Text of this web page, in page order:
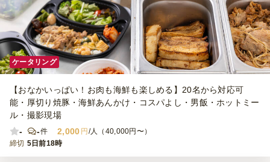
ケータリング
【おなかいっぱい！お肉も海鮮も楽しめる】20名から対応可
能・厚切り焼豚・海鮮あんかけ・コスパよし・男飯・ホットミー
ル・撮影現場
-
-件 2,000 円 /人（40,000円〜）
締切 5日前18時